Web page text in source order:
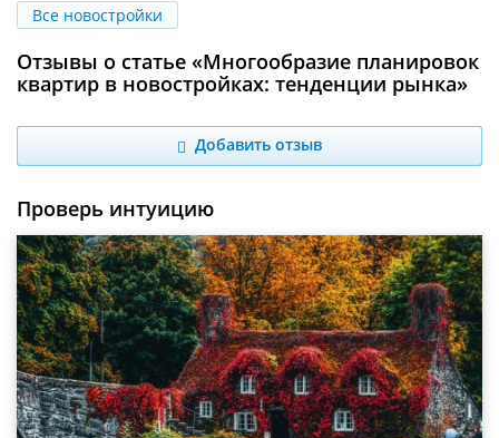
Все новостройки
Отзывы о статье «Многообразие планировок
квартир в новостройках: тенденции рынка»
Добавить отзыв
Проверь интуицию